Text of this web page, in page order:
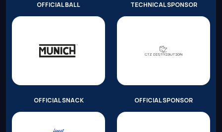
OFFICIAL BALL TECHNICAL SPONSOR
OFFICIAL SNACK OFFICIAL SPONSOR